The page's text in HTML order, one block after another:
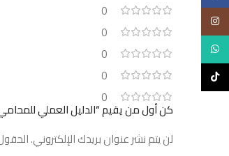
0
0
0
0
0
كن أول من يقيم “الدليل العملي
لن يتم نشر عنوان بريدك الإلكتروني.
WhatsApp